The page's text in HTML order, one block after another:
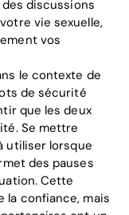
discussions
vie sexuelle,
vos
le contexte de
de sécurité
que les deux
Se mettre
utiliser lorsque
des pauses
Cette
la confiance, mais